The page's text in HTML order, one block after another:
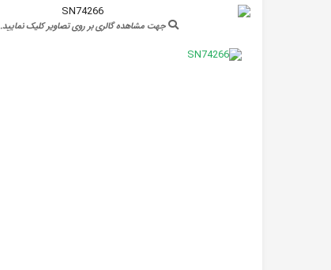
جهت مشاهده گالری بر روی تصاویر کلیک نمایید.